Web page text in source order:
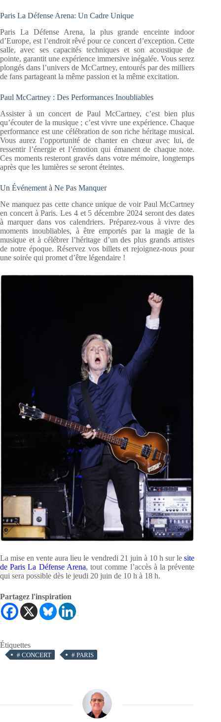
Paris La Défense Arena: Un Cadre Unique
Paris La Défense Arena, la plus grande enceinte indoor
d’Europe, est l’endroit rêvé pour ce concert d’exception. Cette
salle, avec ses capacités techniques et son acoustique de
pointe, garantit une expérience immersive inégalée. Vous serez
plongés dans l’univers de McCartney, entourés par des milliers
de fans partageant la même passion et la même excitation.
Paul McCartney : Des Performances Inoubliables
Assister à un concert de Paul McCartney, c’est bien plus
qu’écouter de la musique ; c’est vivre une expérience. Chaque
performance est une célébration de son riche héritage musical.
Vous aurez l’opportunité de chanter en chœur avec lui, de
ressentir l’énergie et l’émotion qui émanent de chaque note.
Ces moments resteront gravés dans votre mémoire, longtemps
après que les lumières se seront éteintes.
Un Événement à Ne Pas Manquer
Ne manquez pas cette chance unique de voir Paul McCartney
en concert à Paris. Les 4 et 5 décembre 2024 seront des dates
à marquer dans vos calendriers. Préparez-vous à vivre des
moments inoubliables, à être emportés par la magie de la
musique et à célébrer l’héritage d’un des plus grands artistes
de notre époque. Réservez vos billets et rejoignez-nous pour
une soirée qui promet d’être légendaire !
La mise en vente aura lieu le vendredi 21 juin à 10 h sur lesite
de Paris La Défense Arena, tout comme l’accès à la prévente
qui sera possible dès le jeudi 20 juin de 10 h à 18 h.
Partagez l'inspiration
Étiquettes
# CONCERT # PARIS